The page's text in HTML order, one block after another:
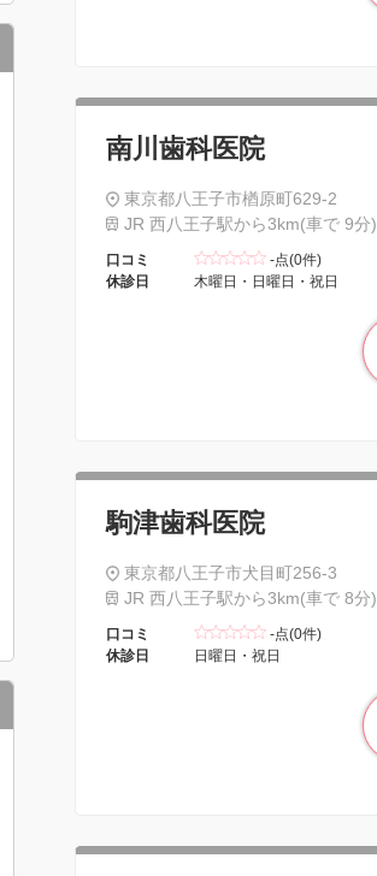
南川歯科医院
東京都八王子市楢原町629-2
JR 西八王子駅から3km(車で 9分)
口コミ
-点(0件)
休診日
木曜日・日曜日・祝日
駒津歯科医院
東京都八王子市犬目町256-3
JR 西八王子駅から3km(車で 8分)
口コミ
-点(0件)
休診日
日曜日・祝日